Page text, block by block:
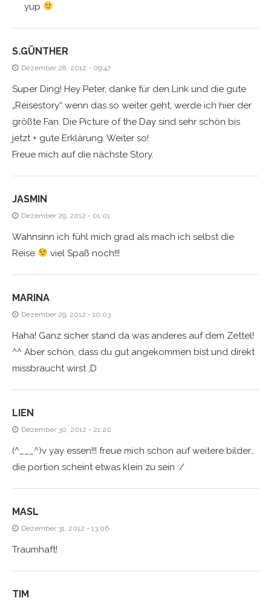
yup
S.GÜNTHER
Dezember 28, 2012 - 09:47
Super Ding! Hey Peter, danke für den Link und die gute
„Reisestory“ wenn das so weiter geht, werde ich hier der
größte Fan. Die Picture of the Day sind sehr schön bis
jetzt + gute Erklärung. Weiter so!
Freue mich auf die nächste Story.
JASMIN
Dezember 29, 2012 - 01:01
Wahnsinn ich fühl mich grad als mach ich selbst die
Reise
viel Spaß noch!!!
MARINA
Dezember 29, 2012 - 10:03
Haha! Ganz sicher stand da was anderes auf dem Zettel!
^^ Aber schön, dass du gut angekommen bist und direkt
missbraucht wirst ;D
LIEN
Dezember 30, 2012 - 21:20
(^___^)v yay essen!!! freue mich schon auf weitere bilder…
die portion scheint etwas klein zu sein :/
MASL
Dezember 31, 2012 - 13:06
Traumhaft!
TIM